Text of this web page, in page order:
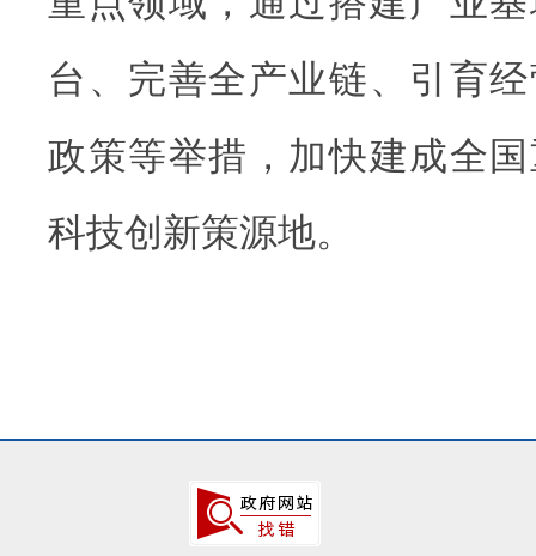
台、完善全产业链、引育
政策等举措，加快建成全
科技创新策源地。